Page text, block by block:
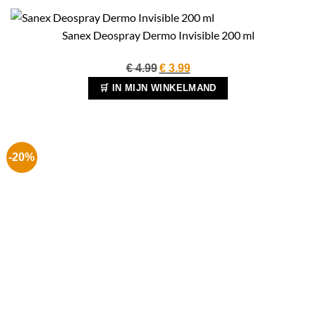
Sanex Deospray Dermo Invisible 200 ml
€4.99 Oorspronkelijke
prijs
was:
€3.99Huidige
prijs
is:
🛒 IN MIJN WINKELMAND
-20%